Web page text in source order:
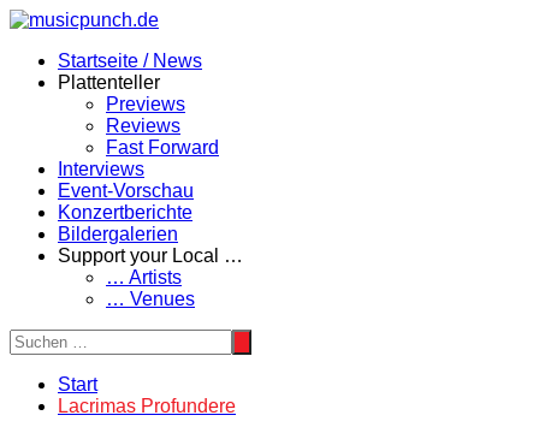
Zum
springenStartseite / News
Plattenteller
Previews
Reviews
Fast Forward
Interviews
Event-Vorschau
Konzertberichte
Bildergalerien
Support your Local …
… Artists
… Venues
Start
Lacrimas Profundere